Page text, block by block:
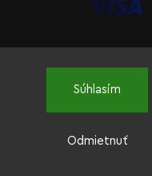
Odmietnuť
Súhlasím